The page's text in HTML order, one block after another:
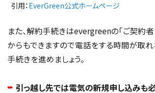
引用： EverGreen公式ホームページ
また、解約手続きはevergreenの「ご契約者
からもできますので電話をする時間が取
手続きを進めましょう。
引っ越し先では電気の新規申し込みも